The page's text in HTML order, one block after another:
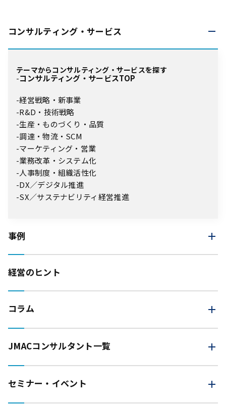
コンサルティング・ サービス
テーマからコンサルティング・サービスを探す
コンサルティング・サービスTOP
経営戦略・新事業
R&D・技術戦略
生産・ものづくり・品質
調達・物流・SCM
マーケティング・営業
業務改革・システム化
人事制度・組織活性化
DX／デジタル推進
SX／サステナビリティ経営推進
事例
経営のヒント
コラム
JMACコンサルタント一覧
セミナー・イベント